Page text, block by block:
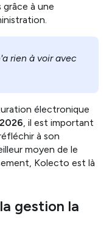
à une
rien à voir avec
électronique
, il est important
à son
moyen de le
Kolecto est là
gestion la